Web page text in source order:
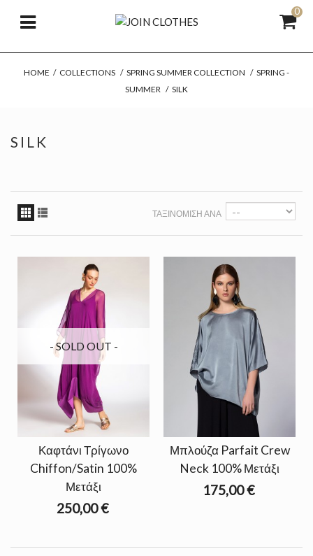
0
HOME / COLLECTIONS / SPRING SUMMER COLLECTION / SPRING -
SUMMER / SILK
SILK
ΤΑΞΙΝΌΜΙΣΗ ΑΝΆ
- SOLD OUT -
Καφτάνι Τρίγωνο
Chiffon/Satin 100%
Μετάξι
250,00 €
Μπλούζα Parfait Crew
Neck 100% Μετάξι
175,00 €